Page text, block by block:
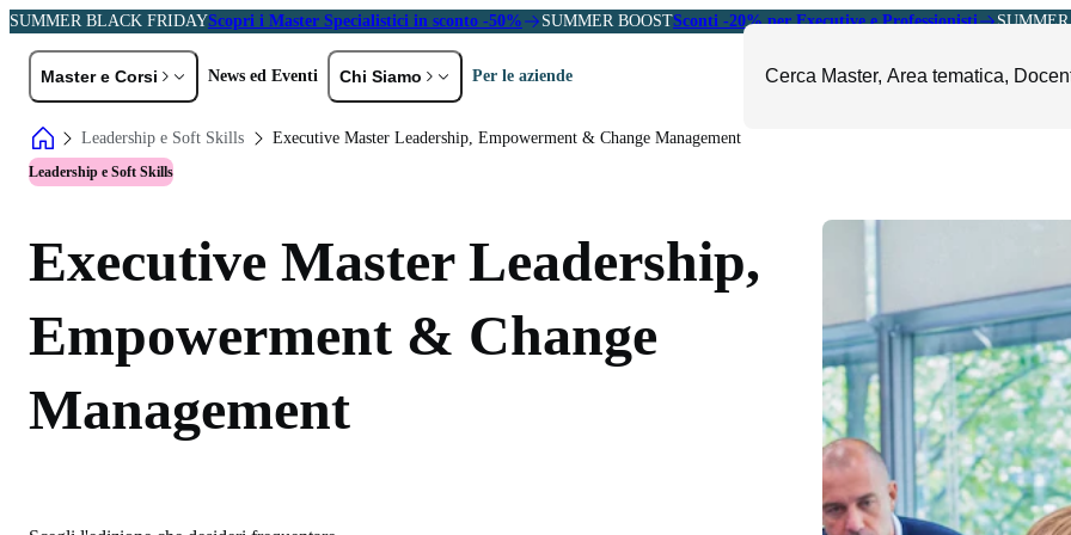
SUMMER BLACK FRIDAYScopri i Master Specialistici in sconto -50% SUMMER BOOSTSconti -20% per Executive e Professionisti
Master e Corsi
PROFILO
un'azienda?
le soluzioni formative pensate per
HR, DE&I e Diritto del Lavoro
Tecnologia e AI
General Management e
Leadership e Soft Skills
Retail, Sales e Export
Ambiente
Food, Beverage e Turismo
Arte, Cultura e Sport
Giornalismo
Il Sole 24 ORE Professionale
News ed Eventi Chi Siamo Per le aziende
Leadership e Soft Skills Executive Master Leadership, Empowerment & Change Management
Leadership e Soft Skills
Executive Master Leadership,
Empowerment & Change
Management